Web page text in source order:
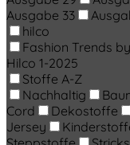
Ausgabe 33
hilco
Fashion Trends
Hilco 1-2025
Stoffe A-Z
Nachhaltig
Cord
Dekostoffe
Jersey